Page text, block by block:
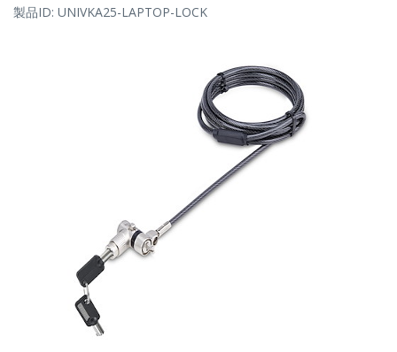
製品ID: UNIVKA25-LAPTOP-LOCK